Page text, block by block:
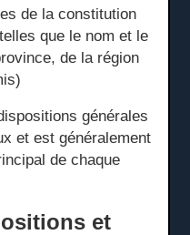
de la constitution
que le nom et le
de la région
générales
et est généralement
de chaque
et